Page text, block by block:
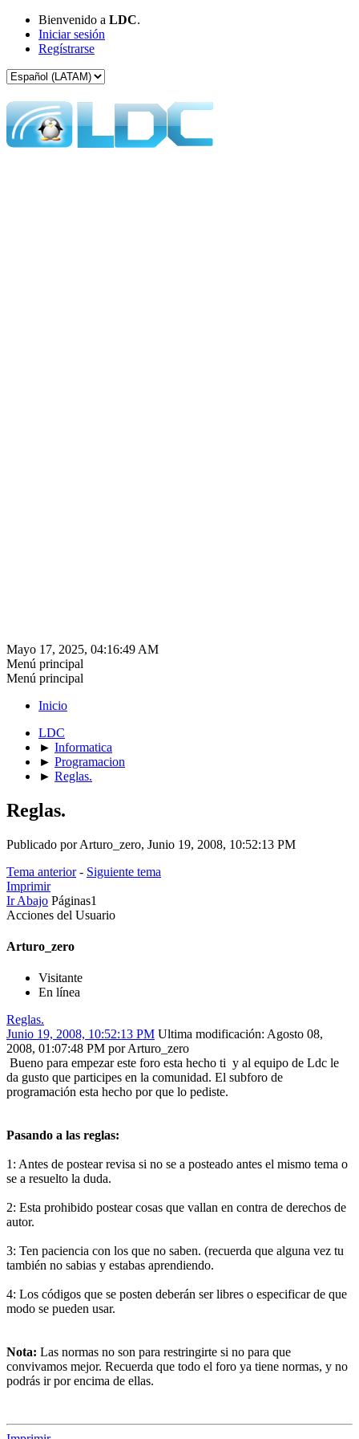
Bienvenido a LDC.
Iniciar sesión
Regístrarse
Mayo 17, 2025, 04:16:49 AM
Menú principal
Menú principal
Inicio
LDC
► Informatica
► Programacion
► Reglas.
Reglas.
Publicado por Arturo_zero, Junio 19, 2008, 10:52:13 PM
Tema anterior- Siguiente tema
Imprimir
Ir Abajo Páginas1
Acciones del Usuario
Arturo_zero
Visitante
En línea
Reglas.
Junio 19, 2008, 10:52:13 PM Ultima modificación: Agosto 08,
2008, 01:07:48 PM por Arturo_zero
Bueno para empezar este foro esta hecho ti y al equipo de Ldc le
da gusto que participes en la comunidad. El subforo de
programación esta hecho por que lo pediste.
Pasando a las reglas:
1: Antes de postear revisa si no se a posteado antes el mismo tema o
se a resuelto la duda.
2: Esta prohibido postear cosas que vallan en contra de derechos de
autor.
3: Ten paciencia con los que no saben. (recuerda que alguna vez tu
también no sabias y estabas aprendiendo.
4: Los códigos que se posten deberán ser libres o especificar de que
modo se pueden usar.
Nota: Las normas no son para restringirte si no para que
convivamos mejor. Recuerda que todo el foro ya tiene normas, y no
podrás ir por encima de ellas.